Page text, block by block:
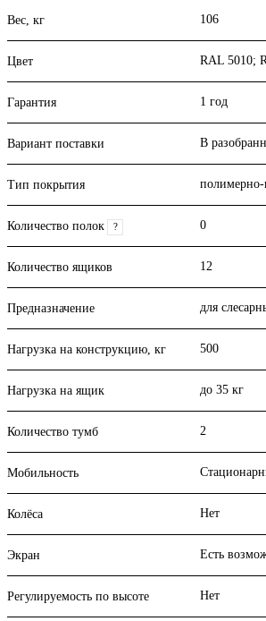
Вес, кг 106
Цвет RAL 5010;
Гарантия 1 год
Вариант поставки В
Тип покрытия
Количество полок ? 0
Количество ящиков 12
Предназначение для
Нагрузка на конструкцию, кг 500
Нагрузка на ящик до 35 кг
Количество тумб 2
Мобильность
Колёса Нет
Экран Есть
Регулируемость по высоте Нет